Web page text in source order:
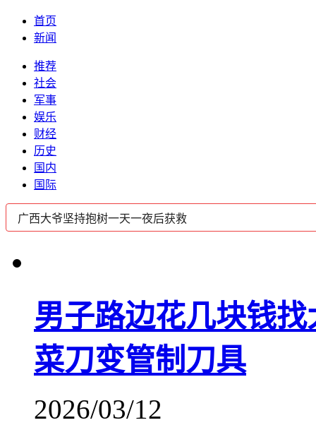
首页
新闻
推荐
社会
军事
娱乐
财经
历史
国内
国际
男子路边花几块钱
菜刀变管制刀具
2026/03/12